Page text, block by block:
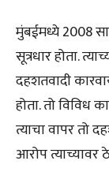
मुंबईमध्ये 2008
सूत्रधार होता.
दहशतवादी
होता. तो
त्याचा वापर तो
आरोप त्याच्यावर